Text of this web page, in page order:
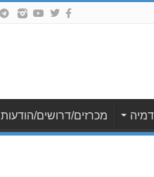
מכרזים/דרושים/הודעות